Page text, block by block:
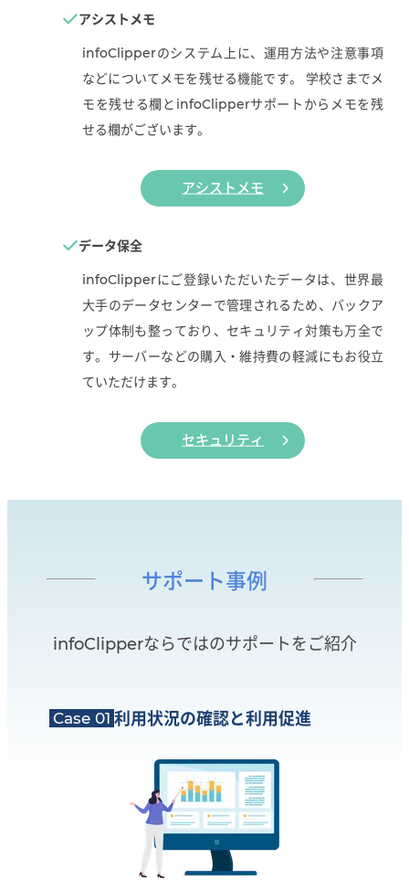
アシストメモ
infoClipperのシステム上に、運用方法や注意事項
などについてメモを残せる機能です。 学校さまでメ
モを残せる欄とinfoClipperサポートからメモを残
せる欄がございます。
アシストメモ
データ保全
infoClipperにご登録いただいたデータは、世界最
大手のデータセンターで管理されるため、バックア
ップ体制も整っており、セキュリティ対策も万全で
す。サーバーなどの購入・維持費の軽減にもお役立
ていただけます。
セキュリティ
サポート事例
infoClipperならではのサポートをご紹介
Case 01 利用状況の確認と利用促進